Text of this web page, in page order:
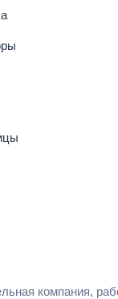
компания,